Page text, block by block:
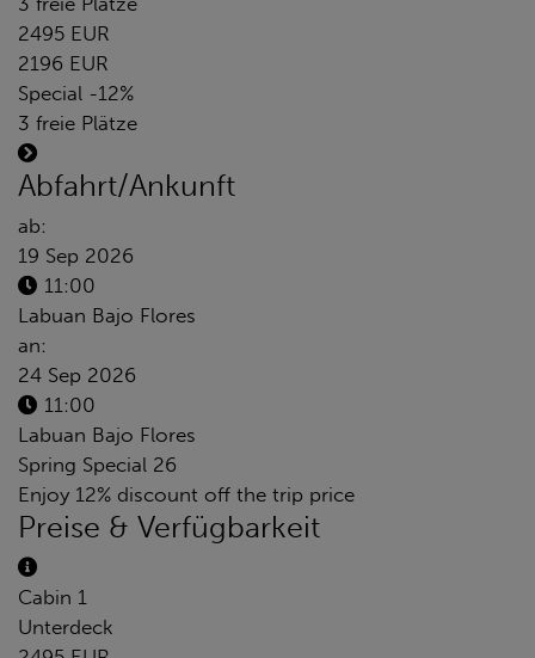
2495 EUR
2196 EUR
Special -12%
3 freie Plätze
Abfahrt/Ankunft
ab:
19 Sep 2026
11:00
Labuan Bajo Flores
an:
24 Sep 2026
11:00
Labuan Bajo Flores
Spring Special 26
Enjoy 12% discount off the trip price
Preise & Verfügbarkeit
Cabin 1
Unterdeck